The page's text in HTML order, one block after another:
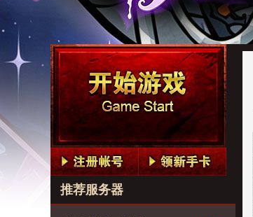
推荐服务器